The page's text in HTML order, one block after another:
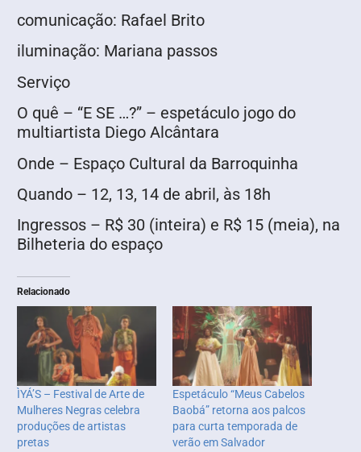
comunicação: Rafael Brito
iluminação: Mariana passos
Serviço
O quê – “E SE …?” – espetáculo jogo do
multiartista Diego Alcântara
Onde – Espaço Cultural da Barroquinha
Quando – 12, 13, 14 de abril, às 18h
Ingressos – R$ 30 (inteira) e R$ 15 (meia), na
Bilheteria do espaço
Relacionado
ÌYÁ’S – Festival de Arte de
Mulheres Negras celebra
produções de artistas
pretas
Espetáculo “Meus Cabelos
Baobá” retorna aos palcos
para curta temporada de
verão em Salvador